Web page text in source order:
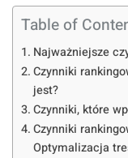
Table of
Najważniejsze
Czynniki
jest?
Czynniki, które
Czynniki
Optymalizacja